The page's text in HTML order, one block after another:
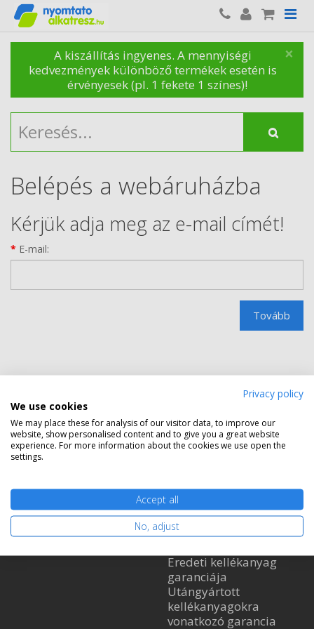
×
A kiszállítás ingyenes. A mennyiségi
kedvezmények különböző termékek esetén is
érvényesek (pl. 1 fekete 1 színes)!
Belépés a webáruházba
Kérjük adja meg az e-mail címét!
E-mail:
Tovább
Információ
Vásárlás
Kapcsolat
Vásárlás
Vásárlás menete
Fizetési módok
Kedvezmények
Adatkezelési
Eredeti kellékanyag
garanciája
Utángyártott
kellékanyagokra
vonatkozó garancia
Privacy policy
We use cookies
We may place these for analysis of our visitor data, to improve our
website, show personalised content and to give you a great website
experience. For more information about the cookies we use open the
settings.
Accept all
No, adjust